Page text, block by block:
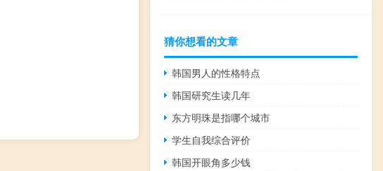
猜你想看的文章
韩国男人的性格特点
韩国研究生读几年
东方明珠是指哪个城市
学生自我综合评价
韩国开眼角多少钱